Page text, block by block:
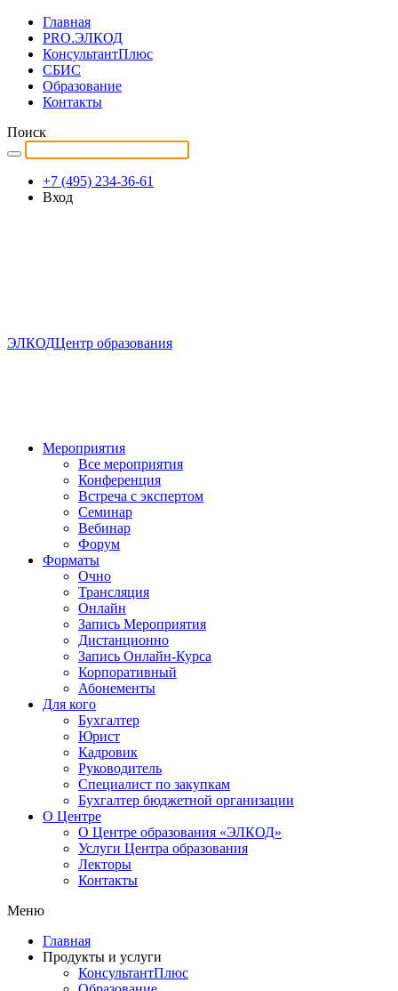
Главная
PRO.ЭЛКОД
КонсультантПлюс
СБИС
Образование
Контакты
Поиск
+7 (495) 234-36-61
Вход
ЭЛКОДЦентр образования
Мероприятия
Все мероприятия
Конференция
Встреча с экспертом
Семинар
Вебинар
Форум
Форматы
Очно
Трансляция
Онлайн
Запись Мероприятия
Дистанционно
Запись Онлайн-Курса
Корпоративный
Абонементы
Для кого
Бухгалтер
Юрист
Кадровик
Руководитель
Специалист по закупкам
Бухгалтер бюджетной организации
О Центре
О Центре образования «ЭЛКОД»
Услуги Центра образования
Лекторы
Контакты
Меню
Главная
Продукты и услуги
КонсультантПлюс